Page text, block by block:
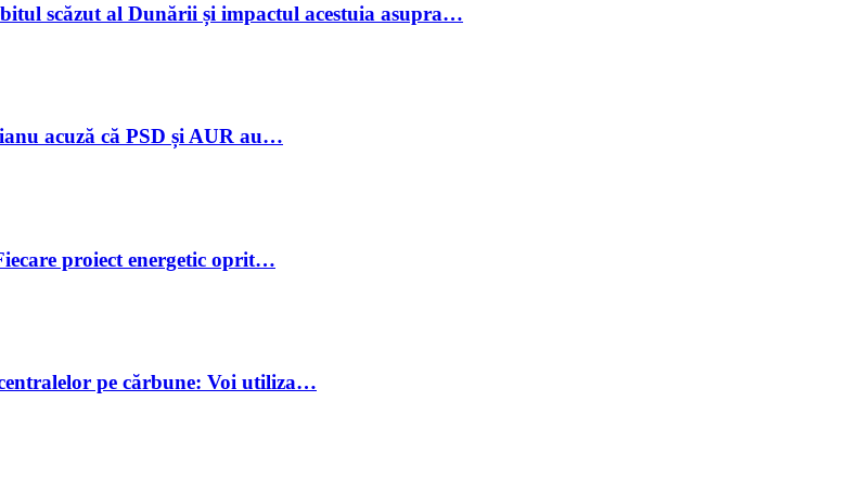
scăzut al Dunării și impactul acestuia asupra…
acuză că PSD și AUR au…
proiect energetic oprit…
pe cărbune: Voi utiliza…